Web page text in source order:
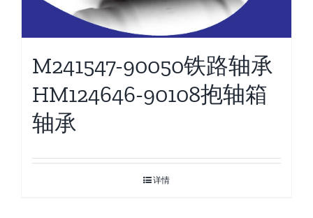
M241547-90050铁路轴承
HM124646-90108抱轴箱
轴承
详情